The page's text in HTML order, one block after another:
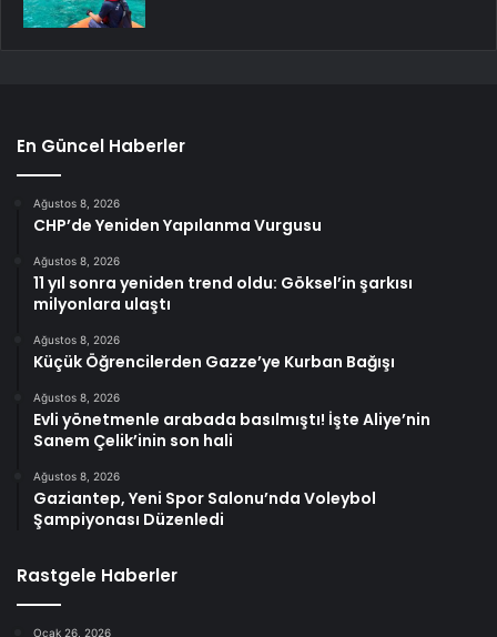
En Güncel Haberler
Ağustos 8, 2026
CHP’de Yeniden Yapılanma Vurgusu
Ağustos 8, 2026
11 yıl sonra yeniden trend oldu: Göksel’in şarkısı
milyonlara ulaştı
Ağustos 8, 2026
Küçük Öğrencilerden Gazze’ye Kurban Bağışı
Ağustos 8, 2026
Evli yönetmenle arabada basılmıştı! İşte Aliye’nin
Sanem Çelik’inin son hali
Ağustos 8, 2026
Gaziantep, Yeni Spor Salonu’nda Voleybol
Şampiyonası Düzenledi
Rastgele Haberler
Ocak 26, 2026